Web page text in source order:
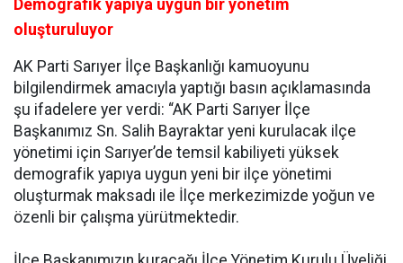
Demografik yapıya uygun bir yönetim
oluşturuluyor
AK Parti Sarıyer İlçe Başkanlığı kamuoyunu
bilgilendirmek amacıyla yaptığı basın açıklamasında
şu ifadelere yer verdi: “AK Parti Sarıyer İlçe
Başkanımız Sn. Salih Bayraktar yeni kurulacak ilçe
yönetimi için Sarıyer’de temsil kabiliyeti yüksek
demografik yapıya uygun yeni bir ilçe yönetimi
oluşturmak maksadı ile İlçe merkezimizde yoğun ve
özenli bir çalışma yürütmektedir.